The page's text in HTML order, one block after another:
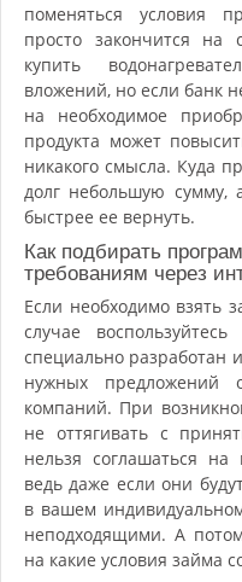
поменяться условия
просто закончится на
купить
вложений, но если банк
на необходимое
продукта может
никакого смысла. Куда
долг небольшую сумму,
быстрее ее вернуть.
Как подбирать
требованиям через
Если необходимо взять
случае
специально разработан
нужных предложений
компаний. При
не оттягивать с
нельзя соглашаться
ведь даже если они
в вашем
неподходящими. А
на какие условия займа